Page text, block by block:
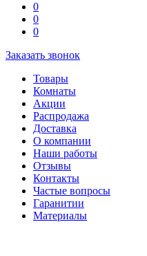
0
0
0
Заказать звонок
Товары
Комнаты
Акции
Распродажа
Доставка
О компании
Наши работы
Отзывы
Контакты
Частые вопросы
Гаранитии
Материалы